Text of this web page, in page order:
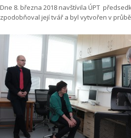
Dne 8. března 2018 navštívila ÚPT
zpodobňoval její tvář a byl vytvořen v